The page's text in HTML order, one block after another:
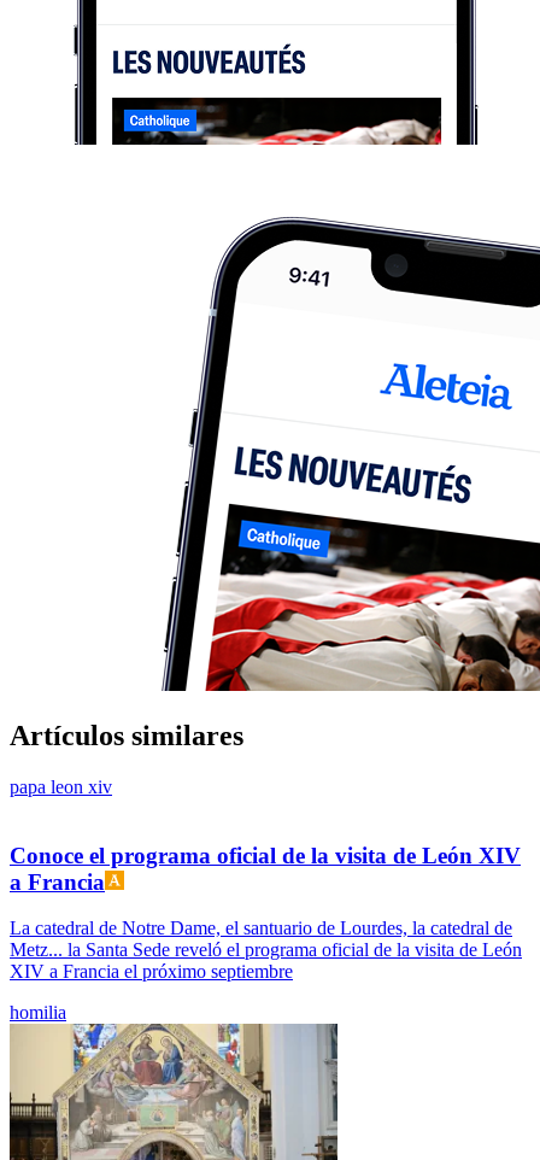
Artículos similares
papa leon xiv
Conoce el programa oficial de la visita de León XIV
a Francia
La catedral de Notre Dame, el santuario de Lourdes, la catedral de
Metz... la Santa Sede reveló el programa oficial de la visita de León
XIV a Francia el próximo septiembre
homilia